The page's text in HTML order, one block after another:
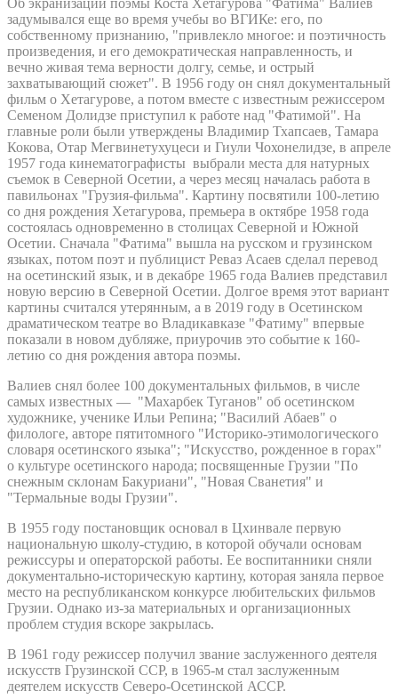
задумывался еще во время учебы во ВГИКе: его, по
собственному признанию, "привлекло многое: и поэтичность
произведения, и его демократическая направленность, и
вечно живая тема верности долгу, семье, и острый
захватывающий сюжет". В 1956 году он снял документальный
фильм о Хетагурове, а потом вместе с известным режиссером
Семеном Долидзе приступил к работе над "Фатимой". На
главные роли были утверждены Владимир Тхапсаев, Тамара
Кокова, Отар Мегвинетухуцеси и Гиули Чохонелидзе, в апреле
1957 года кинематографисты выбрали места для натурных
съемок в Северной Осетии, а через месяц началась работа в
павильонах "Грузия-фильма". Картину посвятили 100-летию
со дня рождения Хетагурова, премьера в октябре 1958 года
состоялась одновременно в столицах Северной и Южной
Осетии. Сначала "Фатима" вышла на русском и грузинском
языках, потом поэт и публицист Реваз Асаев сделал перевод
на осетинский язык, и в декабре 1965 года Валиев представил
новую версию в Северной Осетии. Долгое время этот вариант
картины считался утерянным, а в 2019 году в Осетинском
драматическом театре во Владикавказе "Фатиму" впервые
показали в новом дубляже, приурочив это событие к 160-
летию со дня рождения автора поэмы.
Валиев снял более 100 документальных фильмов, в числе
самых известных — "Махарбек Туганов" об осетинском
художнике, ученике Ильи Репина; "Василий Абаев" о
филологе, авторе пятитомного "Историко-этимологического
словаря осетинского языка"; "Искусство, рожденное в горах"
о культуре осетинского народа; посвященные Грузии "По
снежным склонам Бакуриани", "Новая Сванетия" и
"Термальные воды Грузии".
В 1955 году постановщик основал в Цхинвале первую
национальную школу-студию, в которой обучали основам
режиссуры и операторской работы. Ее воспитанники сняли
документально-историческую картину, которая заняла первое
место на республиканском конкурсе любительских фильмов
Грузии. Однако из-за материальных и организационных
проблем студия вскоре закрылась.
В 1961 году режиссер получил звание заслуженного деятеля
искусств Грузинской ССР, в 1965-м стал заслуженным
деятелем искусств Северо-Осетинской АССР.